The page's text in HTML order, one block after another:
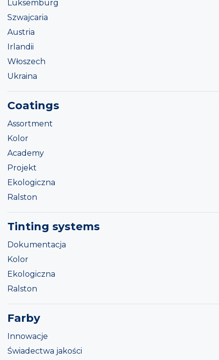
Luksemburg
Szwajcaria
Austria
Irlandii
Włoszech
Ukraina
Coatings
Assortment
Kolor
Academy
Projekt
Ekologiczna
Ralston
Tinting systems
Dokumentacja
Kolor
Ekologiczna
Ralston
Farby
Innowacje
Świadectwa jakości